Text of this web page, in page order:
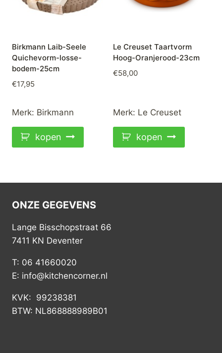
Birkmann Laib-Seele
Quichevorm-losse-
bodem-25cm
€17,95
Merk: Birkmann
kopen
Le Creuset Taartvorm
Hoog-Oranjerood-23cm
€58,00
Merk: Le Creuset
kopen
ONZE GEGEVENS
Lange Bisschopstraat 66
7411 KN Deventer
T: 06 41660020
E: info@kitchencorner.nl
KVK: 99238381
BTW: NL868888989B01